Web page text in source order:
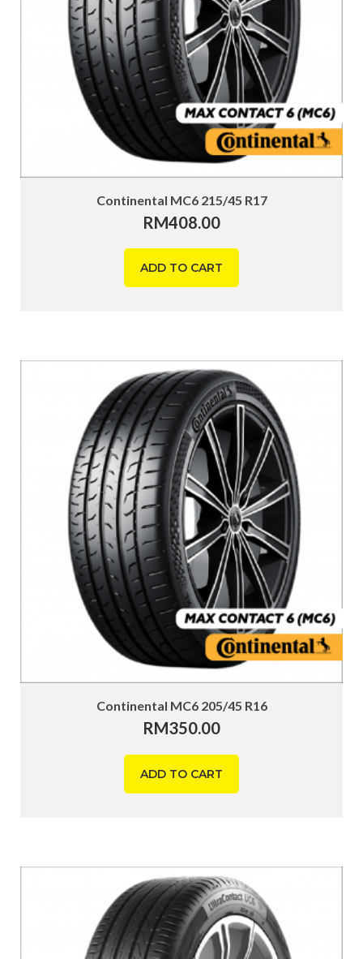
Continental MC6 215/45 R17
RM408.00
ADD TO CART
Continental MC6 205/45 R16
RM350.00
ADD TO CART